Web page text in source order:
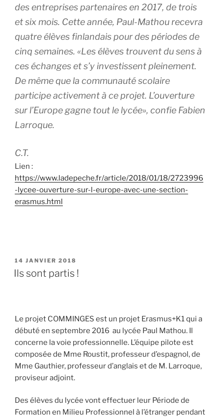
des entreprises partenaires en 2017, de trois
et six mois. Cette année, Paul-Mathou recevra
quatre élèves finlandais pour des périodes de
cinq semaines. «Les élèves trouvent du sens à
ces échanges et s’y investissent pleinement.
De même que la communauté scolaire
participe activement à ce projet. L’ouverture
sur l’Europe gagne tout le lycée», confie Fabien
Larroque.
C.T.
Lien :
https://www.ladepeche.fr/article/2018/01/18/2723996
-lycee-ouverture-sur-l-europe-avec-une-section-
erasmus.html
PUBLIÉ
LE
14 JANVIER 2018
Ils sont partis !
Le projet COMMINGES est un projet Erasmus+K1 qui a
débuté en septembre 2016 au lycée Paul Mathou. Il
concerne la voie professionnelle. L’équipe pilote est
composée de Mme Roustit, professeur d’espagnol, de
Mme Gauthier, professeur d’anglais et de M. Larroque,
proviseur adjoint.
Des élèves du lycée vont effectuer leur Période de
Formation en Milieu Professionnel à l’étranger pendant